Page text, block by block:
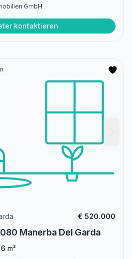
GmbH
kontaktieren
€ 520.000
Manerba Del Garda
6 m²